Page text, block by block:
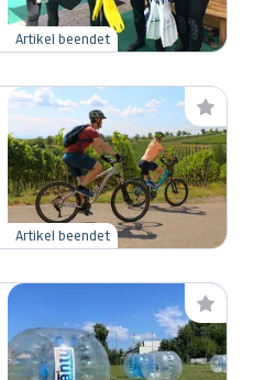
Artikel beendet
Artikel beendet